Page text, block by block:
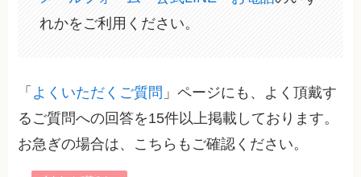
れかをご利用ください。
「 よくいただくご質問 」ページにも、よく頂戴す
るご質問への回答を15件以上掲載しております。
お急ぎの場合は、こちらもご確認ください。